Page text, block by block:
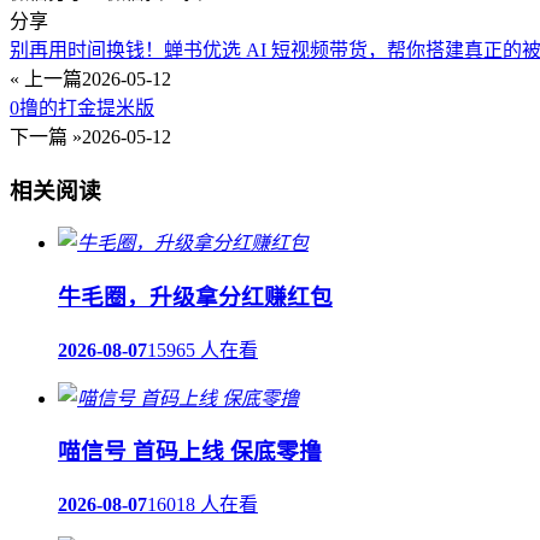
分享
别再用时间换钱！蝉书优选 AI 短视频带货，帮你搭建真正的
« 上一篇2026-05-12
0撸的打金提米版
下一篇 »2026-05-12
相关阅读
牛毛圈，升级拿分红赚红包
2026-08-0715965 人在看
喵信号 首码上线 保底零撸
2026-08-0716018 人在看